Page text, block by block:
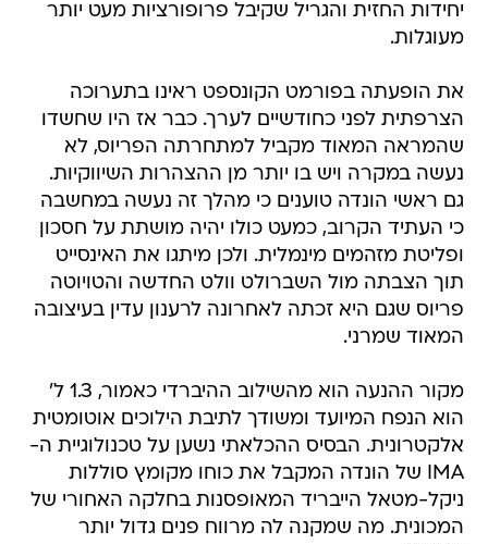
יחידות החזית והגריל שקיבל פרופורציות מעט יותר
מעוגלות.
את הופעתה בפורמט הקונספט ראינו בתערוכה
הצרפתית לפני כחודשיים לערך. כבר אז היו שחשדו
שהמראה המאוד מקביל למתחרתה הפריוס, לא
נעשה במקרה ויש בו יותר מן ההצהרות השיווקיות.
גם ראשי הונדה טוענים כי מהלך זה נעשה במחשבה
כי העתיד הקרוב, כמעט כולו יהיה מושתת על חסכון
ופליטת מזהמים מינמלית. ולכן מיתגו את האינסייט
תוך הצבתה מול השברולט וולט החדשה והטויוטה
פריוס שגם היא זכתה לאחרונה לרענון עדין בעיצובה
המאוד שמרני.
מקור ההנעה הוא מהשילוב ההיברדי כאמור, 1.3 ל'
הוא הנפח המיועד ומשודך לתיבת הילוכים אוטומטית
אלקטרונית. הבסיס ההכלאתי נשען על טכנולוגיית ה-
IMA של הונדה המקבל את כוחו מקומץ סוללות
ניקל-מטאל הייבריד המאופסנות בחלקה האחורי של
המכונית. מה שמקנה לה מרווח פנים גדול יותר